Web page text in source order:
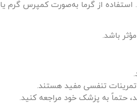
از گرما به‌صورت کمپرس گرم یا
باشد.
تنفسی مفید هستند.
حتماً به پزشک خود مراجعه کنید.